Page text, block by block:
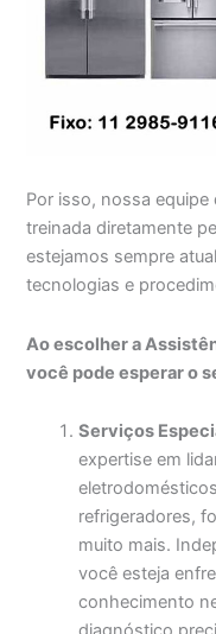
Por isso, nossa
treinada diretamente
estejamos sempre
tecnologias e
Ao escolher a
você pode esperar o
Serviços
expertise em
refrigeradores,
muito mais.
você esteja
conhecimento